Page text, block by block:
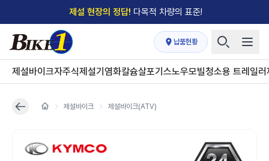
제설 현장의 정답! 다목적 차량의 표준!
제설장비 납품현황안내 →
'국내 유일'의 특허 제설 시스템보유기업
전국이 선택한제설·다목적 장비 전문기업
납품현황
제설바이크자주식제설기 염화칼슘살포기 스노우모빌청소용 트레일러
제설바이크 제설바이크(ATV)